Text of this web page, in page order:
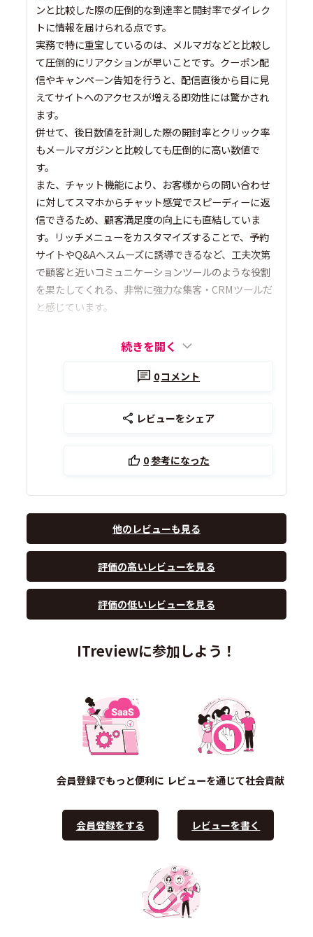
ンと比較した際の圧倒的な到達率と開封率でダイレク
トに情報を届けられる点です。
実務で特に重宝しているのは、メルマガなどと比較し
て圧倒的にリアクションが早いことです。クーポン配
信やキャンペーン告知を行うと、配信直後から目に見
えてサイトへのアクセスが増える即効性には驚かされ
ます。
併せて、後日数値を計測した際の開封率とクリック率
もメールマガジンと比較しても圧倒的に高い数値で
す。
また、チャット機能により、お客様からの問い合わせ
に対してスマホからチャット感覚でスピーディーに返
信できるため、顧客満足度の向上にも直結していま
す。リッチメニューをカスタマイズすることで、予約
サイトやQ&Aへスムーズに誘導できるなど、工夫次第
で顧客と近いコミュニケーションツールのような役割
を果たしてくれる、非常に強力な集客・CRMツールだ
と感じています。
続きを開く
0コメント
レビューをシェア
0参考になった
他のレビューも見る
評価の高いレビューを見る
評価の低いレビューを見る
ITreviewに参加しよう！
会員登録でもっと便利に
会員登録をする
レビューを通じて社会貢献
レビューを書く